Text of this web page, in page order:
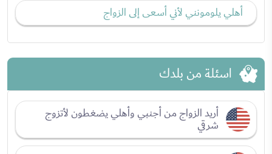
أهلي يلومونني لأني أسعى إلى الزواج
اسئلة من بلدك
أريد الزواج من أجنبي وأهلي يضغطون لأتزوج
شرقي